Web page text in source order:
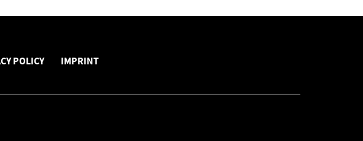
POLICY IMPRINT